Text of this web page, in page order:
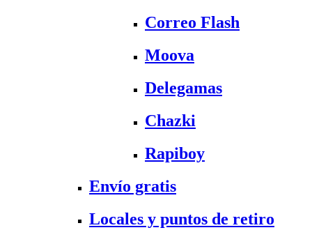
Correo Flash
Moova
Delegamas
Chazki
Rapiboy
Envío gratis
Locales y puntos de retiro